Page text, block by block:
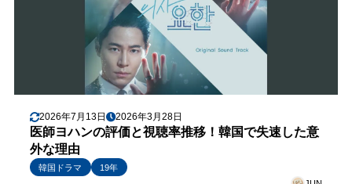
2026年7月13日 2026年3月28日
医師ヨハンの評価と視聴率推移！韓国で失速した意
外な理由
韓国ドラマ
19年